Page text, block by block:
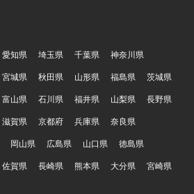
愛知県 埼玉県 千葉県
神奈川県
宮城県 秋田県 山形県 福島県
茨城県
富山県 石川県 福井県 山梨県
長野県
滋賀県 京都府 兵庫県
奈良県
岡山県 広島県 山口県
徳島県
佐賀県 長崎県 熊本県 大分県
宮崎県